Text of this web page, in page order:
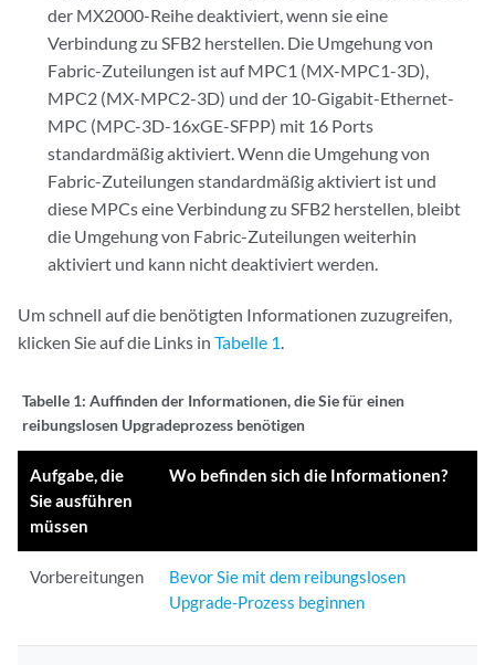
der MX2000-Reihe deaktiviert, wenn sie eine
Verbindung zu SFB2 herstellen. Die Umgehung von
Fabric-Zuteilungen ist auf MPC1 (MX-MPC1-3D),
MPC2 (MX-MPC2-3D) und der 10-Gigabit-Ethernet-
MPC (MPC-3D-16xGE-SFPP) mit 16 Ports
standardmäßig aktiviert. Wenn die Umgehung von
Fabric-Zuteilungen standardmäßig aktiviert ist und
diese MPCs eine Verbindung zu SFB2 herstellen, bleibt
die Umgehung von Fabric-Zuteilungen weiterhin
aktiviert und kann nicht deaktiviert werden.
Um schnell auf die benötigten Informationen zuzugreifen,
klicken Sie auf die Links in Tabelle 1.
Tabelle 1: Auffinden der Informationen, die Sie für einen
reibungslosen Upgradeprozess benötigen
Aufgabe, die
Sie ausführen
müssen
Wo befinden sich die Informationen?
Vorbereitungen
Bevor Sie mit dem reibungslosen
Upgrade-Prozess beginnen